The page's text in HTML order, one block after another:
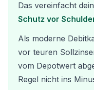
Das vereinfacht
Schutz vor
Als moderne
vor teuren
vom Depotwert
Regel nicht ins